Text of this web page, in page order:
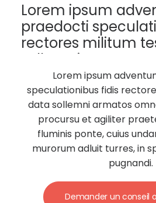
Lorem ipsum
praedocti
rectores militum
sollemni armatos.
Lorem ipsum
speculationibus fidis
data sollemni armatos
procursu et agiliter
fluminis ponte, cuius
murorum adluit turres, in
pugnandi.
Demander un conseil